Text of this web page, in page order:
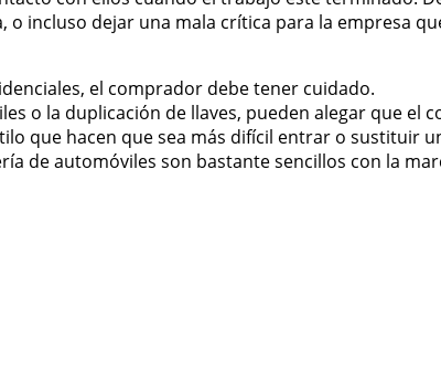
incluso dejar una mala crítica para la empresa
el comprador debe tener cuidado.
o la duplicación de llaves, pueden alegar que el
que hacen que sea más difícil entrar o sustituir
de automóviles son bastante sencillos con la